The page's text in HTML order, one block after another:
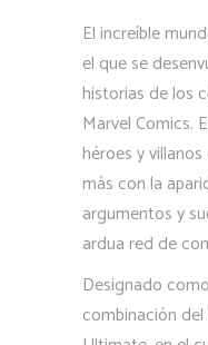
El increíble
el que se
historias de los
Marvel Comics.
héroes y
más con la
argumentos y
ardua red de
Designado
combinación